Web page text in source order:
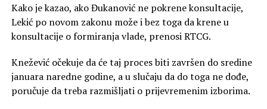
Kako je kazao, ako Đukanović ne pokrene konsultacije,
Lekić po novom zakonu može i bez toga da krene u
konsultacije o formiranja vlade, prenosi RTCG.
Knežević očekuje da će taj proces biti završen do sredine
januara naredne godine, a u slučaju da do toga ne dođe,
poručuje da treba razmišljati o prijevremenim izborima.